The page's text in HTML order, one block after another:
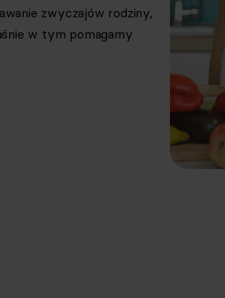
zwyczajów rodziny,
w tym pomagamy